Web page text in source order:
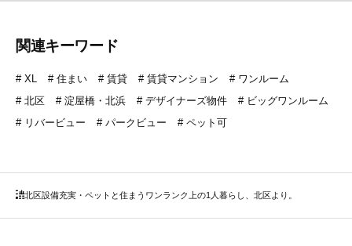
関連キーワード
XL 住まい 賃貸 賃貸マンション
ワンルーム
北区
淀屋橋・北浜 デザイナーズ物件
ビッグワンルーム
リバービュー
パークビュー ペット可
設備充実・ペットと住まうワンランク上の1人暮らし、北区より。
北区